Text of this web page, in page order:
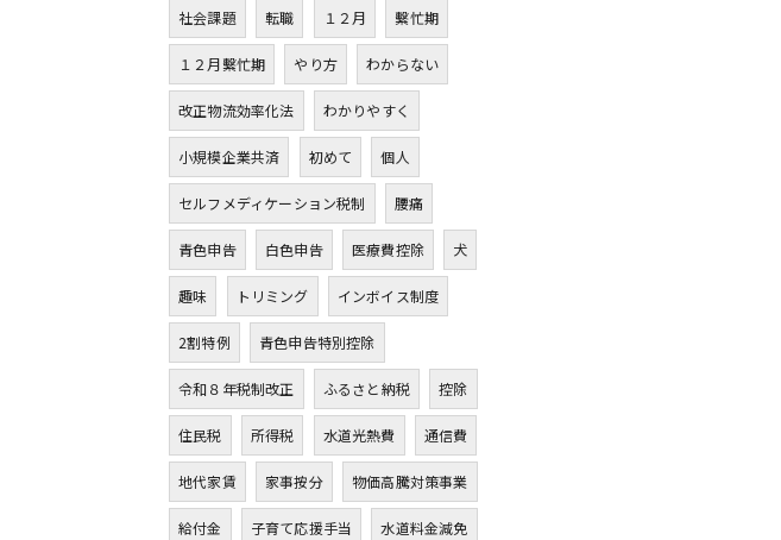
社会課題 転職 １２月 繫忙期
１２月繫忙期 やり方 わからない
改正物流効率化法 わかりやすく
小規模企業共済 初めて 個人
セルフメディケーション税制 腰痛
青色申告 白色申告 医療費控除 犬
趣味 トリミング インボイス制度
2割特例 青色申告特別控除
令和８年税制改正 ふるさと納税 控除
住民税 所得税 水道光熱費 通信費
地代家賃 家事按分 物価高騰対策事業
給付金 子育て応援手当 水道料金減免